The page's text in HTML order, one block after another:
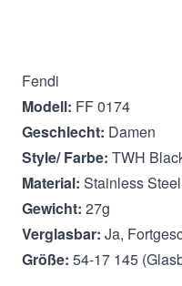
Fendi
Modell: FF 0174
Geschlecht: Damen
Style/ Farbe: TWH
Material: Stainless Steel
Gewicht: 27g
Verglasbar: Ja,
Größe: 54-17 145